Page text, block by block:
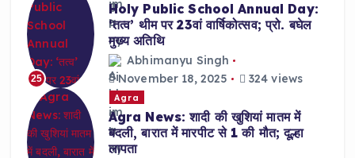
25
Holy Public School Annual Day:
‘तत्व’ थीम पर 23वां वार्षिकोत्सव; प्रो. बघेल
मुख्य अतिथि
Abhimanyu Singh
November 18, 2025
324 views
Agra
Agra News: शादी की खुशियां मातम में
बदली, बारात में मारपीट से 1 की मौत; दूल्हा
लापता